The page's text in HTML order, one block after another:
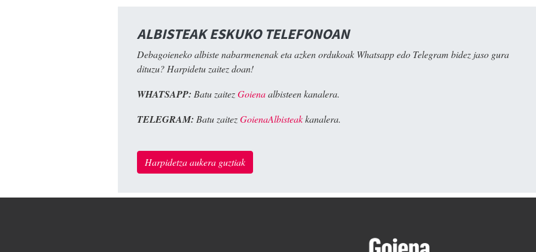
ALBISTEAK ESKUKO TELEFONOAN
Debagoieneko albiste nabarmenenak eta azken ordukoak Whatsapp edo Telegram bidez jaso gura
dituzu? Harpidetu zaitez doan!
WHATSAPP: Batu zaitezGoienaalbisteen kanalera.
TELEGRAM: Batu zaitezGoienaAlbisteakkanalera.
Harpidetza aukera guztiak